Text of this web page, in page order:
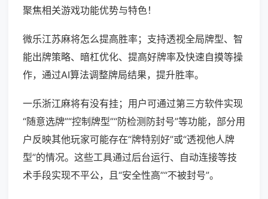
聚焦相关游戏功能优势与特色！
微乐江苏麻将怎么提高胜率；支持透视全局牌型、智
能出牌策略、暗杠优化、提高好牌率及快速自摸等操
作，通过AI算法调整牌局结果，提升胜率。
一乐浙江麻将有没有挂；用户可通过第三方软件实现
“随意选牌”“控制牌型”“防检测防封号”等功能，部分用
户反映其他玩家可能存在“牌特别好”或“透视他人牌
型”的情况。这些工具通过后台运行、自动连接等技
术手段实现不平公，且“安全性高”“不被封号”。